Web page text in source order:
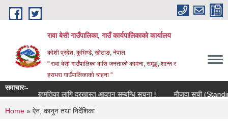
Skip to main content
रावा बेसी गाउँपालिका, गाउँ कार्यपालिकाको कार्यालय
कोशी प्रदेश, कुभिण्डे, खोटाङ, नेपाल
" रावा बेसी गाउँपालिका बासि जनताको कामना, समृद्ध, शान्त र
हराभरा गाउँपालिकाको चाहना "
समाचारः-
सरुवा सहमतिका लागि दरखास्त आव्हान सम्बन्धि सूचना !
मौजुदा सूची (Standing
You are here
Home » ऐन, कानुन तथा निर्देशिका